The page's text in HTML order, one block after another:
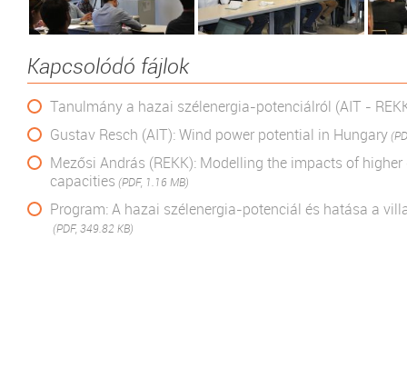
Kapcsolódó fájlok
Tanulmány a hazai szélenergia-potenciálról (AIT -
Gustav Resch (AIT): Wind power potential in Hungary
Mezősi András (REKK): Modelling the impacts of
capacities (PDF, 1.16 MB)
Program: A hazai szélenergia-potenciál és hatása a
(PDF, 349.82 KB)